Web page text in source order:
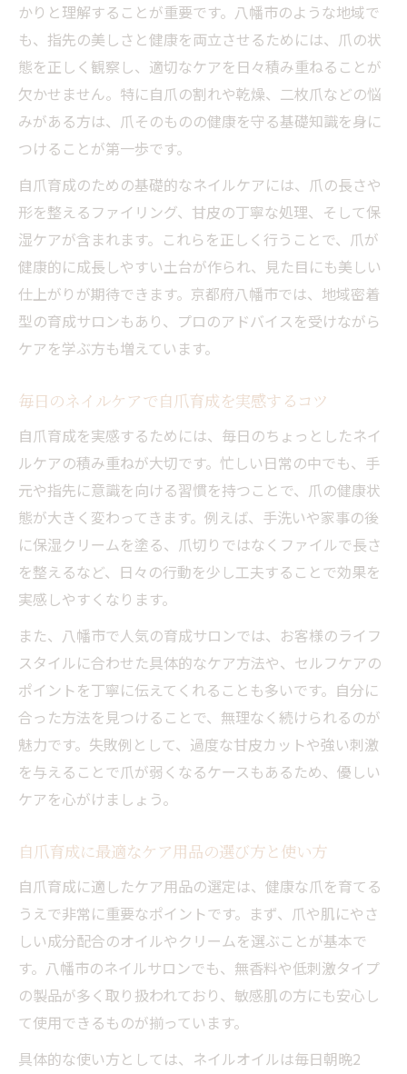
かりと理解することが重要です。八幡市のような地域で
も、指先の美しさと健康を両立させるためには、爪の状
態を正しく観察し、適切なケアを日々積み重ねることが
欠かせません。特に自爪の割れや乾燥、二枚爪などの悩
みがある方は、爪そのものの健康を守る基礎知識を身に
つけることが第一歩です。
自爪育成のための基礎的なネイルケアには、爪の長さや
形を整えるファイリング、甘皮の丁寧な処理、そして保
湿ケアが含まれます。これらを正しく行うことで、爪が
健康的に成長しやすい土台が作られ、見た目にも美しい
仕上がりが期待できます。京都府八幡市では、地域密着
型の育成サロンもあり、プロのアドバイスを受けながら
ケアを学ぶ方も増えています。
毎日のネイルケアで自爪育成を実感するコツ
自爪育成を実感するためには、毎日のちょっとしたネイ
ルケアの積み重ねが大切です。忙しい日常の中でも、手
元や指先に意識を向ける習慣を持つことで、爪の健康状
態が大きく変わってきます。例えば、手洗いや家事の後
に保湿クリームを塗る、爪切りではなくファイルで長さ
を整えるなど、日々の行動を少し工夫することで効果を
実感しやすくなります。
また、八幡市で人気の育成サロンでは、お客様のライフ
スタイルに合わせた具体的なケア方法や、セルフケアの
ポイントを丁寧に伝えてくれることも多いです。自分に
合った方法を見つけることで、無理なく続けられるのが
魅力です。失敗例として、過度な甘皮カットや強い刺激
を与えることで爪が弱くなるケースもあるため、優しい
ケアを心がけましょう。
自爪育成に最適なケア用品の選び方と使い方
自爪育成に適したケア用品の選定は、健康な爪を育てる
うえで非常に重要なポイントです。まず、爪や肌にやさ
しい成分配合のオイルやクリームを選ぶことが基本で
す。八幡市のネイルサロンでも、無香料や低刺激タイプ
の製品が多く取り扱われており、敏感肌の方にも安心し
て使用できるものが揃っています。
具体的な使い方としては、ネイルオイルは毎日朝晩2